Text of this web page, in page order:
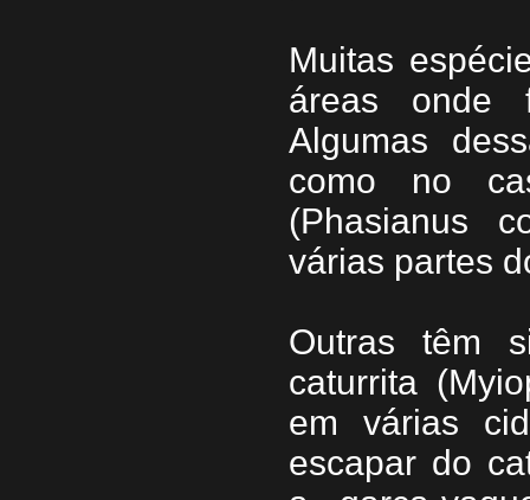
Muitas
áreas onde
Algumas
como no
(Phasianus
várias partes
Outras têm
caturrita
em várias
escapar do